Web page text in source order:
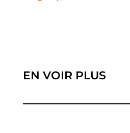
EN VOIR PLUS